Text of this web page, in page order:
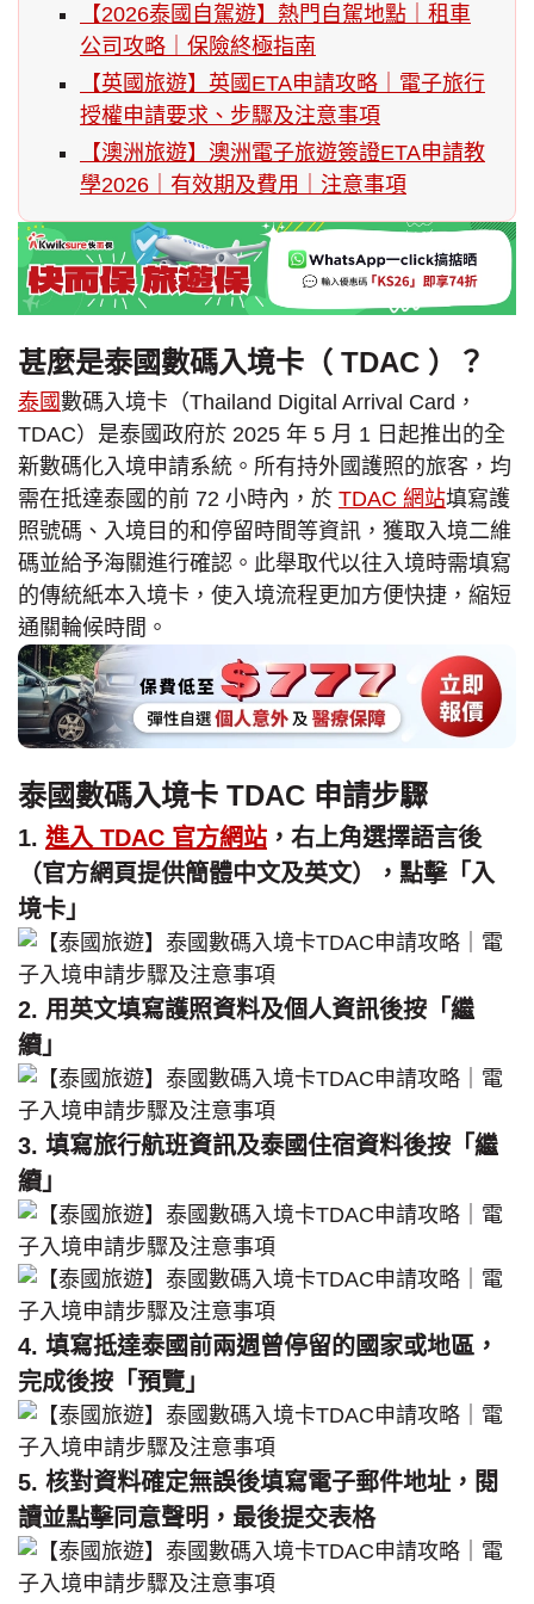
【2026泰國自駕遊】熱門自駕地點｜租車
公司攻略｜保險終極指南
【英國旅遊】英國ETA申請攻略｜電子旅行
授權申請要求、步驟及注意事項
【澳洲旅遊】澳洲電子旅遊簽證ETA申請教
學2026｜有效期及費用｜注意事項
甚麼是泰國數碼入境卡（ TDAC ）？
泰國數碼入境卡（Thailand Digital Arrival Card，
TDAC）是泰國政府於 2025 年 5 月 1 日起推出的全
新數碼化入境申請系統。所有持外國護照的旅客，均
需在抵達泰國的前 72 小時內，於 TDAC 網站填寫護
照號碼、入境目的和停留時間等資訊，獲取入境二維
碼並給予海關進行確認。此舉取代以往入境時需填寫
的傳統紙本入境卡，使入境流程更加方便快捷，縮短
通關輪候時間。
泰國數碼入境卡 TDAC 申請步驟
1. 進入 TDAC 官方網站 ，右上角選擇語言後
（官方網頁提供簡體中文及英文），點擊「入
境卡」
2. 用英文填寫護照資料及個人資訊後按「繼
續」
3. 填寫旅行航班資訊及泰國住宿資料後按「繼
續」
4. 填寫抵達泰國前兩週曾停留的國家或地區，
完成後按「預覽」
5. 核對資料確定無誤後填寫電子郵件地址，閱
讀並點擊同意聲明，最後提交表格